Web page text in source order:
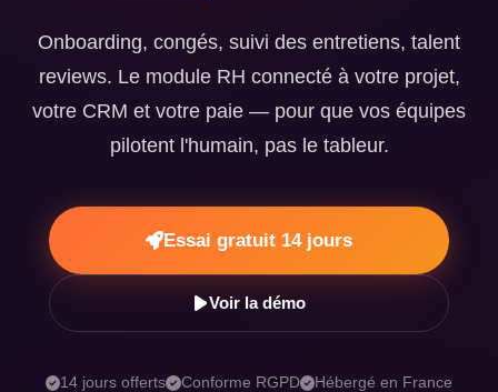
Onboarding, congés, suivi des entretiens, talent
reviews. Le module RH connecté à votre projet,
votre CRM et votre paie — pour que vos équipes
pilotent l'humain, pas le tableur.
Essai gratuit 14 jours
Voir la démo
14 jours offerts Conforme RGPD Hébergé en France